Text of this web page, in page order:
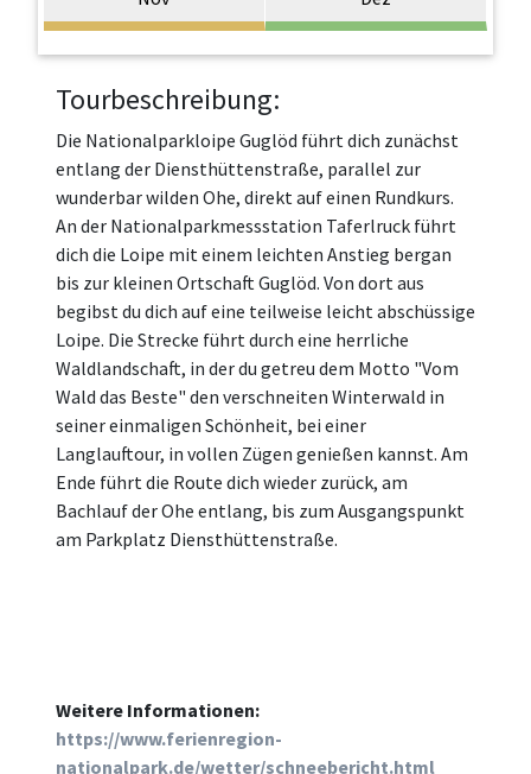
Tourbeschreibung:
Die Nationalparkloipe Guglöd führt dich zunächst
entlang der Diensthüttenstraße, parallel zur
wunderbar wilden Ohe, direkt auf einen Rundkurs.
An der Nationalparkmessstation Taferlruck führt
dich die Loipe mit einem leichten Anstieg bergan
bis zur kleinen Ortschaft Guglöd. Von dort aus
begibst du dich auf eine teilweise leicht abschüssige
Loipe. Die Strecke führt durch eine herrliche
Waldlandschaft, in der du getreu dem Motto "Vom
Wald das Beste" den verschneiten Winterwald in
seiner einmaligen Schönheit, bei einer
Langlauftour, in vollen Zügen genießen kannst. Am
Ende führt die Route dich wieder zurück, am
Bachlauf der Ohe entlang, bis zum Ausgangspunkt
am Parkplatz Diensthüttenstraße.
Weitere Informationen:
https://www.ferienregion-
nationalpark.de/wetter/schneebericht.html